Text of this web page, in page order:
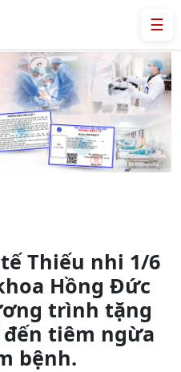
☰
Thiếu nhi 1/6
Hồng Đức
trình tặng
đến tiêm ngừa
bệnh.